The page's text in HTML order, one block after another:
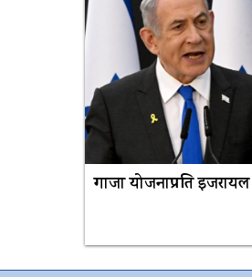
गाजा योजनाप्रति